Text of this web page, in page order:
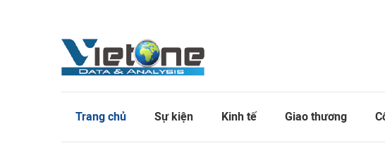
Trang chủ Sự kiện Kinh tế Giao thương